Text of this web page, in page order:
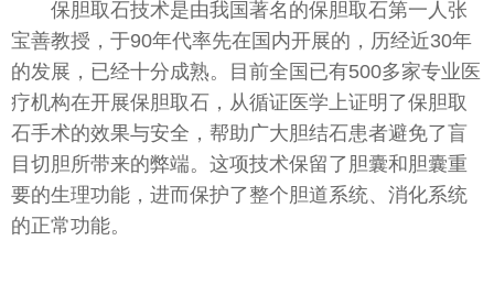
保胆取石技术是由我国著名的保胆取石第一人张
宝善教授，于90年代率先在国内开展的，历经近30年
的发展，已经十分成熟。目前全国已有500多家专业医
疗机构在开展保胆取石，从循证医学上证明了保胆取
石手术的效果与安全，帮助广大胆结石患者避免了盲
目切胆所带来的弊端。这项技术保留了胆囊和胆囊重
要的生理功能，进而保护了整个胆道系统、消化系统
的正常功能。